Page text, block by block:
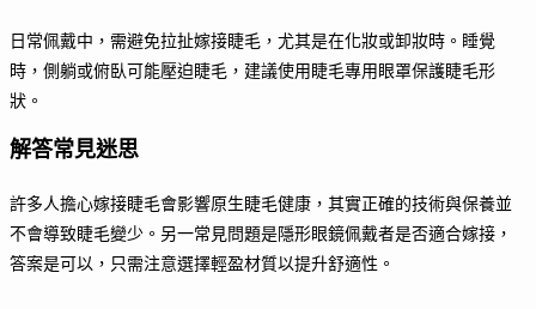
日常佩戴中，需避免拉扯嫁接睫毛，尤其是在化妝或卸妝時。睡覺
時，側躺或俯臥可能壓迫睫毛，建議使用睫毛專用眼罩保護睫毛形
狀。
解答常見迷思
許多人擔心嫁接睫毛會影響原生睫毛健康，其實正確的技術與保養並
不會導致睫毛變少。另一常見問題是隱形眼鏡佩戴者是否適合嫁接，
答案是可以，只需注意選擇輕盈材質以提升舒適性。